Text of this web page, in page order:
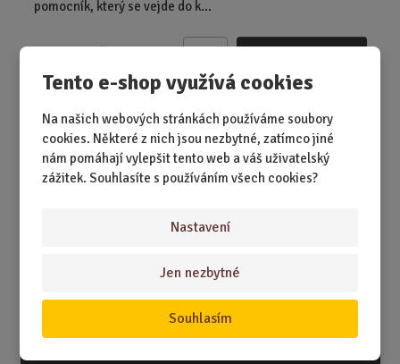
Tento e-shop využívá cookies
Na našich webových stránkách používáme soubory
cookies. Některé z nich jsou nezbytné, zatímco jiné
nám pomáhají vylepšit tento web a váš uživatelský
zážitek. Souhlasíte s používáním všech cookies?
Nastavení
Jen nezbytné
Souhlasím
pomocník, který se vejde do k...
49,00 Kč
m
n
i
t
p
č
DÁRKY
DÁRKY K PŘÍLEŽITOSTEM
DÁRKY PRO DĚTI A MLÁDEŽ